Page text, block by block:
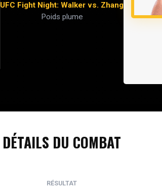
UFC Fight Night: Walker vs. Zhang
Poids plume
DÉTAILS DU COMBAT
RÉSULTAT